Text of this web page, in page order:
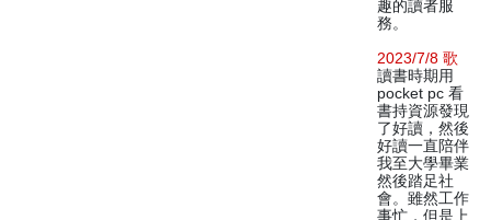
趣的讀者服
務。
2023/7/8 歌
讀書時期用
pocket pc 看
書持資源發現
了好讀，然後
好讀一直陪伴
我至大學畢業
然後踏足社
會。雖然工作
事忙，但是上